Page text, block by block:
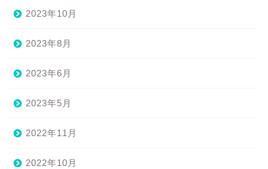
2023年10月
2023年8月
2023年6月
2023年5月
2022年11月
2022年10月